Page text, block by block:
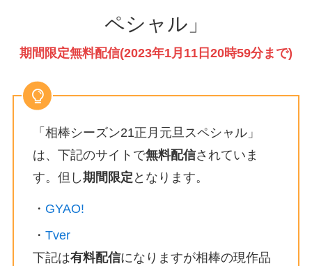
ペシャル」
期間限定無料配信(2023年1月11日20時59分まで)
「相棒シーズン21正月元旦スペシャル」
は、下記のサイトで無料配信されていま
す。但し期間限定 となります。
・ GYAO!
・ Tver
下記は有料配信になりますが相棒の現作品